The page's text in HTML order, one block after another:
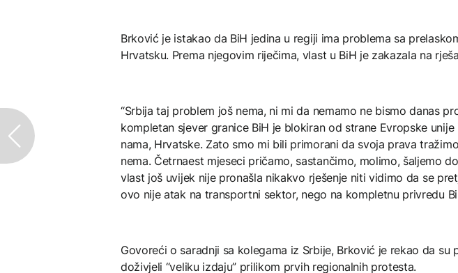
Brković je istakao da BiH jedina u regiji ima problema sa
Hrvatsku. Prema njegovim riječima, vlast u BiH je zakazala na
“Srbija taj problem još nema, ni mi da nemamo ne bismo danas
kompletan sjever granice BiH je blokiran od strane Evropske unije
nama, Hrvatske. Zato smo mi bili primorani da svoja prava
nema. Četrnaest mjeseci pričamo, sastančimo, molimo, šaljemo
vlast još uvijek nije pronašla nikakvo rješenje niti vidimo da se
ovo nije atak na transportni sektor, nego na kompletnu privredu
Govoreći o saradnji sa kolegama iz Srbije, Brković je rekao da su
doživjeli “veliku izdaju” prilikom prvih regionalnih protesta.